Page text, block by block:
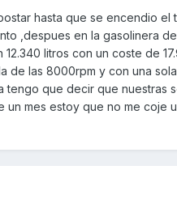
hasta que se encendio el
,despues en la gasolinera
litros con un coste de
de las 8000rpm y con una
que decir que nuestras
un mes estoy que no me coje